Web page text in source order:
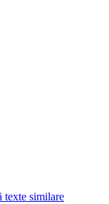
texte similare